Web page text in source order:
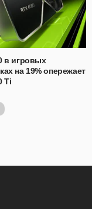
в игровых
на 19% опережает
Ti